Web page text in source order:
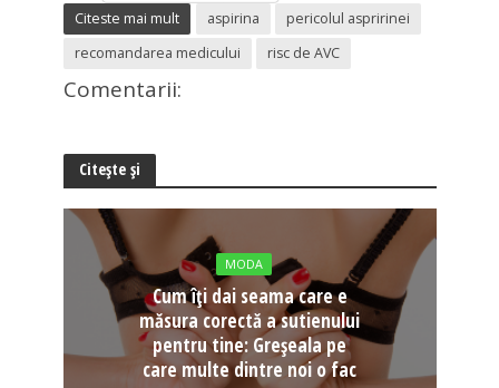
Citeste mai mult aspirina
pericolul aspririnei
recomandarea medicului
risc de AVC
Comentarii:
Citește și
MODA
Cum îți dai seama care e
măsura corectă a sutienului
pentru tine: Greșeala pe
care multe dintre noi o fac